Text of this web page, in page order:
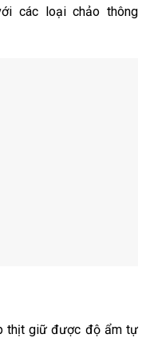
các loại chảo thông
thịt giữ được độ ẩm tự